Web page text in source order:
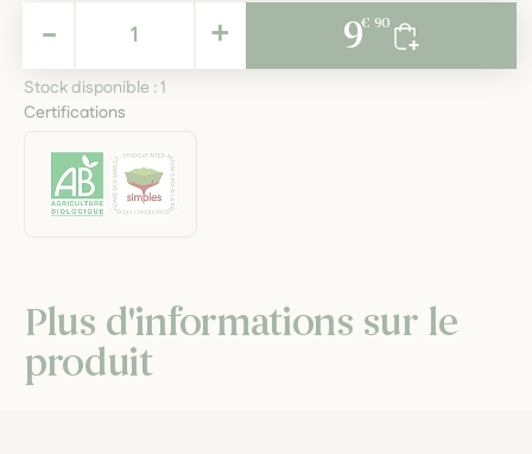
9,90 € +
- 9€ 90
Stock disponible :1
Certifications
Plus d'informations sur le
produit